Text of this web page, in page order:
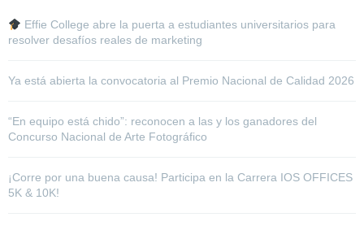
Effie College abre la puerta a estudiantes universitarios para
resolver desafíos reales de marketing
Ya está abierta la convocatoria al Premio Nacional de Calidad 2026
“En equipo está chido”: reconocen a las y los ganadores del
Concurso Nacional de Arte Fotográfico
¡Corre por una buena causa! Participa en la Carrera IOS OFFICES
5K & 10K!